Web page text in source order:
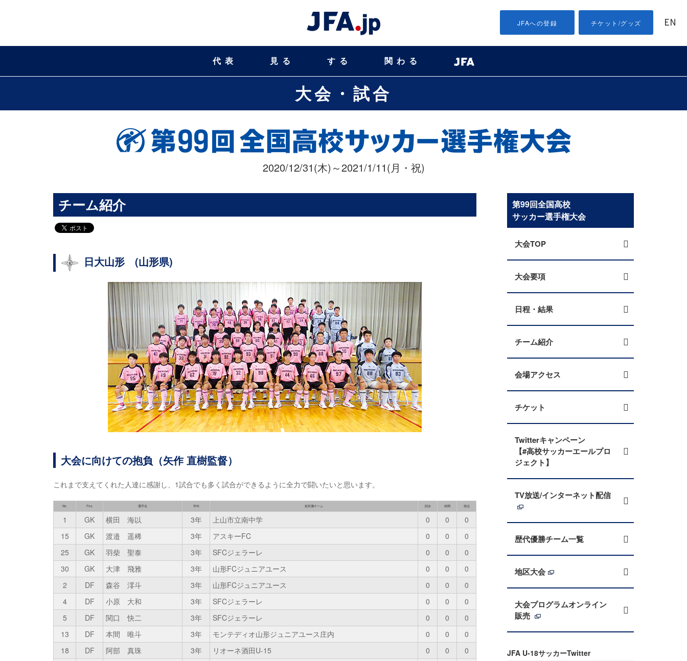
JFAへの登録 チケット/グッズ EN
代表 見る する 関わる
大会・試合
2020/12/31(木)～2021/1/11(月・祝)
チーム紹介
日大山形 (山形県)
大会に向けての抱負（矢作 直樹監督）
これまで支えてくれた人達に感謝し、1試合でも多く試合ができるように全力で闘いたいと思います。
No. Pos. 選手名 学年 前所属チーム 試合 時間 得点
1 GK 横田 海以 3年 上山市立南中学 0 0
0
15
GK 渡邉 遥稀 3年 アスキーFC 0 0
0
25
GK 羽柴 聖泰 3年 SFCジェラーレ 0 0
0
30
GK 大津 飛雅 3年 山形FCジュニアユース 0 0
0
2
DF 森谷 澪斗 3年 山形FCジュニアユース 0 0
0
4
DF 小原 大和 3年 SFCジェラーレ 0 0
0
5
DF 関口 快二 3年 SFCジェラーレ 0 0
0
13
DF 本間 唯斗 3年 モンテディオ山形ジュニアユース庄内 0 0
0
18
DF 阿部 真珠 3年 リオーネ酒田U-15 0 0
0
第99回全国高校
サッカー選手権大会
大会TOP
大会要項
日程・結果
チーム紹介
会場アクセス
チケット
Twitterキャンペーン
【#高校サッカーエールプロ
ジェクト】
TV放送/インターネット配信
歴代優勝チーム一覧
地区大会
大会プログラムオンライン
販売
JFA U-18サッカーTwitter